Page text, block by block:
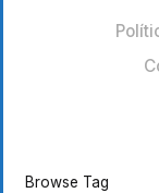
Browse Tag